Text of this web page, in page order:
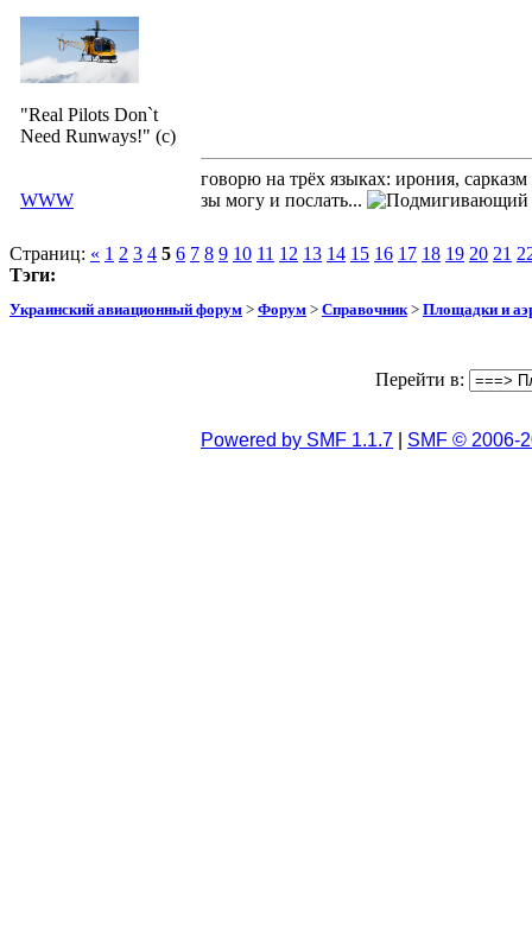
"Real Pilots Don`t
Need Runways!" (c)
WWW
говорю на трёх языках: ирония,
зы могу и послать...
Страниц: « 1 2 3 4 5 6 7 8 9 10 11 12 13 14 15 16 17 18 19 20 21
Тэги:
Украинский авиационный форум > Форум > Справочник> Площадки и
Перейти в:
Powered by SMF 1.1.7 SMF © 2006-